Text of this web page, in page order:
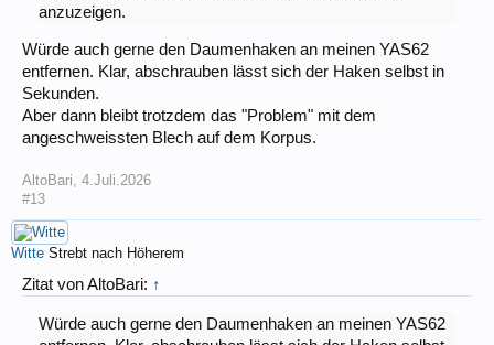
anzuzeigen.
Würde auch gerne den Daumenhaken an meinen YAS62
entfernen. Klar, abschrauben lässt sich der Haken selbst in
Sekunden.
Aber dann bleibt trotzdem das "Problem" mit dem
angeschweissten Blech auf dem Korpus.
AltoBari, 4.Juli.2026
#13
Witte Strebt nach Höherem
Zitat von AltoBari: ↑
Würde auch gerne den Daumenhaken an meinen YAS62